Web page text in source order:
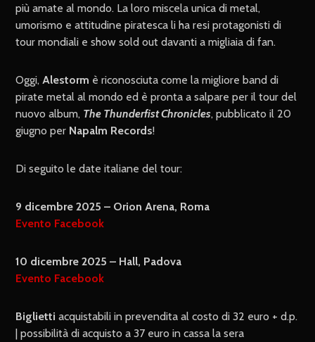
più amate al mondo. La loro miscela unica di metal,
umorismo e attitudine piratesca li ha resi protagonisti di
tour mondiali e show sold out davanti a migliaia di fan.
Oggi,Alestorm è riconosciuta come la migliore band di
pirate metal al mondo ed è pronta a salpare per il tour del
nuovo album, The Thunderfist Chronicles, pubblicato il 20
giugno per Napalm Records!
Di seguito le date italiane del tour:
9 dicembre 2025 – Orion Arena, Roma
Evento Facebook
10 dicembre 2025 – Hall, Padova
Evento Facebook
Biglietti acquistabili in prevendita al costo di 32 euro + d.p.
| possibilità di acquisto a 37 euro in cassa la sera